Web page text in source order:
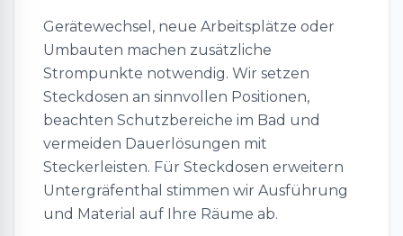
Gerätewechsel, neue Arbeitsplätze oder
Umbauten machen zusätzliche
Strompunkte notwendig. Wir setzen
Steckdosen an sinnvollen Positionen,
beachten Schutzbereiche im Bad und
vermeiden Dauerlösungen mit
Steckerleisten. Für Steckdosen erweitern
Untergräfenthal stimmen wir Ausführung
und Material auf Ihre Räume ab.